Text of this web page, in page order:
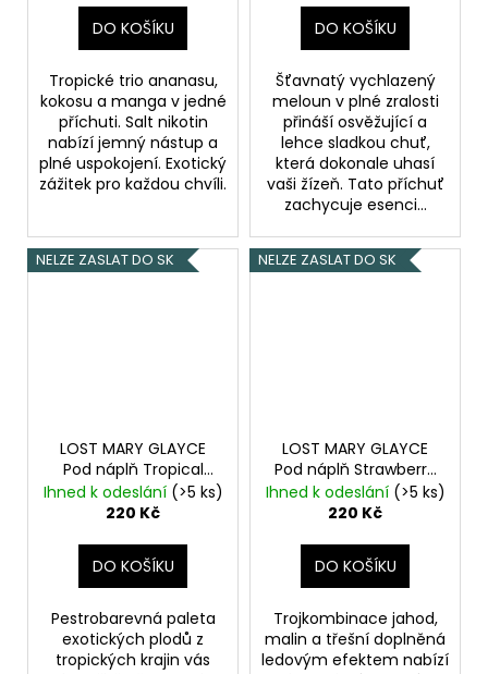
DO KOŠÍKU
Tropické trio ananasu,
kokosu a manga v jedné
příchuti. Salt nikotin
nabízí jemný nástup a
plné uspokojení. Exotický
zážitek pro každou chvíli.
DO KOŠÍKU
Šťavnatý vychlazený
meloun v plné zralosti
přináší osvěžující a
lehce sladkou chuť,
která dokonale uhasí
vaši žízeň. Tato příchuť
zachycuje esenci...
NELZE ZASLAT DO SK
LOST MARY GLAYCE
Pod náplň Tropical
Fruit 20mg 2x2ml
Tropické ovoce
Ihned k odeslání (>5 ks)
220 Kč
DO KOŠÍKU
Pestrobarevná paleta
exotických plodů z
tropických krajin vás
NELZE ZASLAT DO SK
LOST MARY GLAYCE
Pod náplň Strawberry
Raspberry Cherry ICE
20mg 2x2ml
malinami a třešní
Ihned k odeslání (>5 ks)
220 Kč
DO KOŠÍKU
Trojkombinace jahod,
malin a třešní doplněná
ledovým efektem nabízí
10ML
6MG
Původně:
195